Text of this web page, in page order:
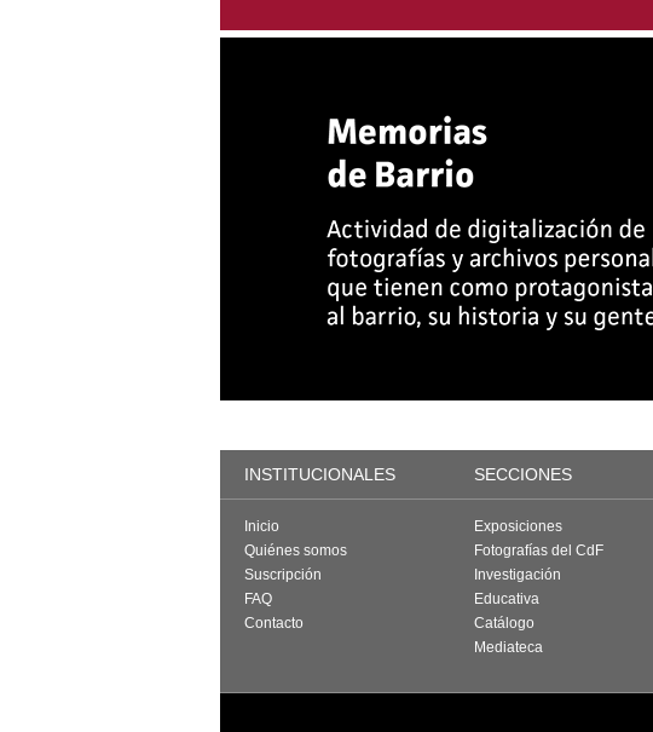
INSTITUCIONALES SECCIONES
Inicio
Quiénes somos
Suscripción
FAQ
Contacto
Exposiciones
Fotografías del CdF
Investigación
Educativa
Catálogo
Mediateca